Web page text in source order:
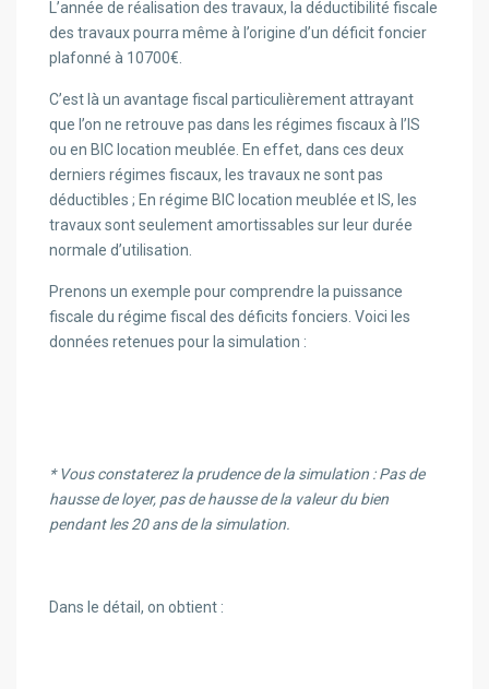
L’année de réalisation des travaux, la déductibilité fiscale
des travaux pourra même à l’origine d’un déficit foncier
plafonné à 10700€.
C’est là un avantage fiscal particulièrement attrayant
que l’on ne retrouve pas dans les régimes fiscaux à l’IS
ou en BIC location meublée. En effet, dans ces deux
derniers régimes fiscaux, les travaux ne sont pas
déductibles ; En régime BIC location meublée et IS, les
travaux sont seulement amortissables sur leur durée
normale d’utilisation.
Prenons un exemple pour comprendre la puissance
fiscale du régime fiscal des déficits fonciers. Voici les
données retenues pour la simulation :
* Vous constaterez la prudence de la simulation : Pas de
hausse de loyer, pas de hausse de la valeur du bien
pendant les 20 ans de la simulation.
Dans le détail, on obtient :